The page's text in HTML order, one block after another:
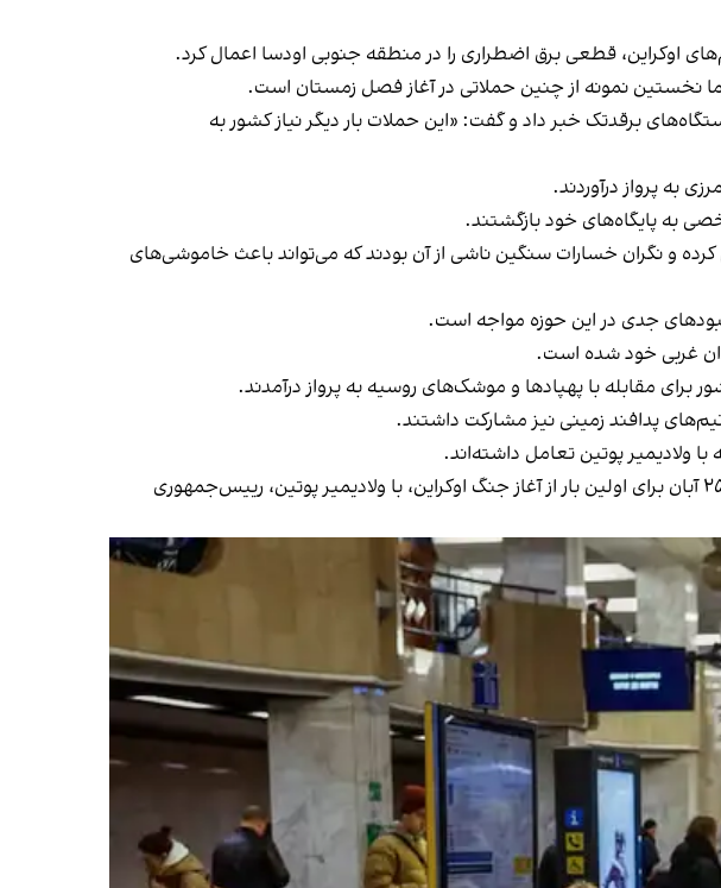
نخستین نمونه از چنین حملاتی در آغاز فصل زمستان است.
برقدتک خبر داد و گفت: «این حملات بار دیگر نیاز کشور به
به پرواز درآوردند.
به پایگاه‌های خود بازگشتند.
و نگران خسارات سنگین ناشی از آن بودند که می‌تواند باعث خاموشی‌های
جدی در این حوزه مواجه است.
غربی خود شده است.
پدافند زمینی نیز مشارکت داشتند.
ولادیمیر پوتین تعامل داشته‌اند.
به نظر می‌رسد سخنان سیبیها، اشاره‌ای ضمنی به اولاف شولتز، صدراعظم آلمان است که روز جمعه ۲۵ آبان برای اولین بار از آغاز جنگ اوکراین، با ولادیمیر پوتین، رییس‌جمهوری